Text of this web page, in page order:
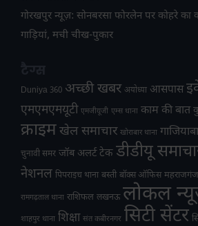
गोरखपुर न्यूज़: सोनबरसा फोरलेन पर कोहरे
गाड़ियां, मची चीख-पुकार
Duniya 360 अच्छी खबर अयोध्या आसपास
एमएमएमयूटी एमजीयूजी एम्स थाना काम की बात
क्राइमखेल समाचार खोराबार थाना
चुनावी समर जॉब अलर्ट टेक डीडीयू
नेशनल पिपराइच थाना बस्ती बॉक्स ऑफिस महराजगंज
रामगढ़ताल थाना राशिफल लखनऊ लोकल
शाहपुर थाना शिक्षा संत कबीरनगर सिटी सेंटर